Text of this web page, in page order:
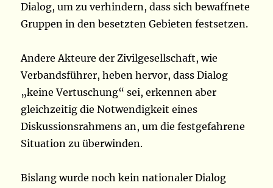
Dialog, um zu verhindern, dass sich bewaffnete
Gruppen in den besetzten Gebieten festsetzen.
Andere Akteure der Zivilgesellschaft, wie
Verbandsführer, heben hervor, dass Dialog
„keine Vertuschung“ sei, erkennen aber
gleichzeitig die Notwendigkeit eines
Diskussionsrahmens an, um die festgefahrene
Situation zu überwinden.
Bislang wurde noch kein nationaler Dialog